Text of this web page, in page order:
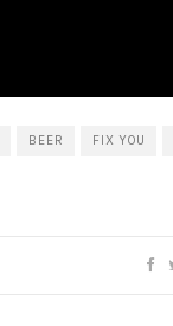
BEER FIX YOU